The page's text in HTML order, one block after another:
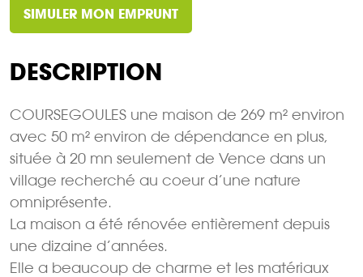
SIMULER MON EMPRUNT
DESCRIPTION
COURSEGOULES une maison de 269 m² environ
avec 50 m² environ de dépendance en plus,
située à 20 mn seulement de Vence dans un
village recherché au coeur d’une nature
omniprésente.
La maison a été rénovée entièrement depuis
une dizaine d’années.
Elle a beaucoup de charme et les matériaux